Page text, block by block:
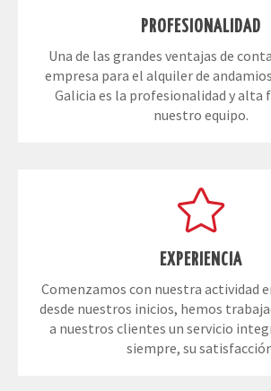
PROFESIONALIDAD
Una de las grandes ventajas de
empresa para el alquiler de
Galicia es la profesionalidad y alta
nuestro equipo.
EXPERIENCIA
Comenzamos con nuestra actividad
desde nuestros inicios, hemos
a nuestros clientes un servicio
siempre, su